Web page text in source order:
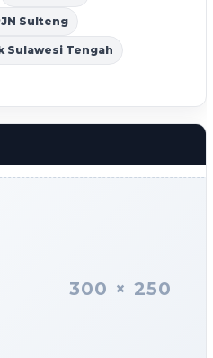
Sulteng
Sulawesi Tengah
300 × 250